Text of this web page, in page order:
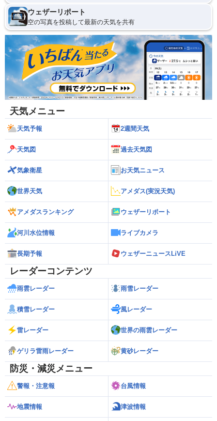
ウェザーリポート
空の写真を投稿して最新の天気を共有
天気メニュー
天気予報 2週間天気
天気図 過去天気図
気象衛星 お天気ニュース
世界天気 アメダス(実況天気)
アメダスランキング ウェザーリポート
河川水位情報 ライブカメラ
長期予報 ウェザーニュースLiVE
レーダーコンテンツ
雨雲レーダー 雨雪レーダー
積雪レーダー 風レーダー
雷レーダー 世界の雨雲レーダー
ゲリラ雷雨レーダー 黄砂レーダー
防災・減災メニュー
警報・注意報 台風情報
地震情報 津波情報